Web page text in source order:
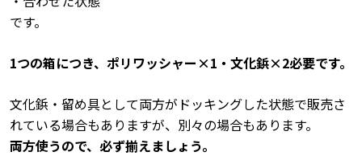
です。
1つの箱につき、ポリワッシャー×1・文化鋲×2必要です。
文化鋲・留め具として両方がドッキングした状態で販売さ
れている場合もありますが、別々の場合もあります。
両方使うので、必ず揃えましょう。